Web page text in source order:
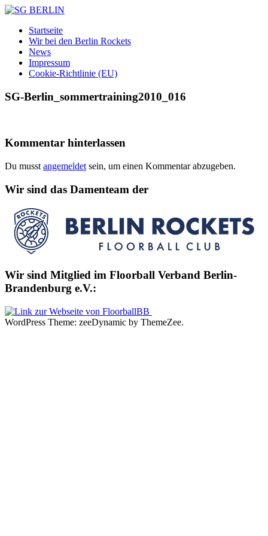
Zum
springen
BERLIN
DAMEN
FLOORBALL
TEAM
Startseite
Wir bei den Berlin Rockets
News
Impressum
Cookie-Richtlinie (EU)
SG-Berlin_sommertraining2010_016
Kommentar hinterlassen
Du musst angemeldet sein, um einen Kommentar abzugeben.
Wir sind das Damenteam der
Wir sind Mitglied im Floorball Verband Berlin-
Brandenburg e.V.:
WordPress Theme: zeeDynamic by ThemeZee.